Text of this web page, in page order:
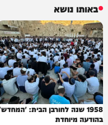
באותו נושא
1958 שנה לחורבן הבית:
בהודעה מיוחדת